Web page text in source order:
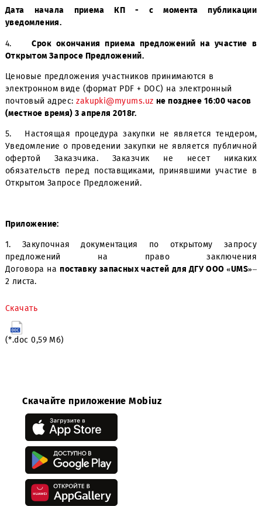
3. Подробное описание закупаемой продукции
приложением к настоящему Уведомлению.
уведомления.
4.Срок окончания приема предложений на
Открытом Запросе Предложений.
Ценовые предложения участников принимаются в
электронном виде (формат PDF + DOC) на электронный
почтовый адрес:zakupki@myums.uz не позднее 16:00
(местное время) 3 апреля 2018г.
Уведомление о проведении закупки не является
обязательств перед поставщиками, принявшими
Открытом Запросе Предложений.
Приложение:
1. Закупочная документация по открытому
предложений на право
Скачать
(*.doc 0,59 Мб)
Скачайте приложение Mobiuz